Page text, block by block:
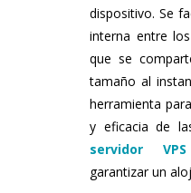
dispositivo. Se
interna entre
que se
tamaño al
herramienta
y eficacia de
servidor
garantizar un